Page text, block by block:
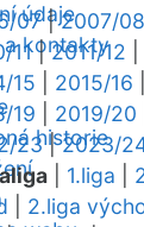
údaje
a kontakty
historie
07|2007/08
11|2011/12
15
2015/16
19
2019/20
23|2023/
1.liga
2.liga